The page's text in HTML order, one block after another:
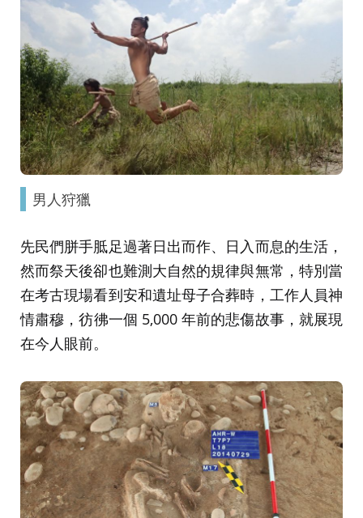
男人狩獵
先民們胼手胝足過著日出而作、日入而息的生活，
然而祭天後卻也難測大自然的規律與無常，特別當
在考古現場看到安和遺址母子合葬時，工作人員神
情肅穆，彷彿一個 5,000 年前的悲傷故事，就展現
在今人眼前。